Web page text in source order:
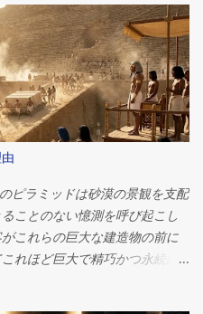
ピラミッドは砂漠の景観を支配
ことのない憶測を呼び起こし
これらの巨大な建造物の前に
れほど巨大で精巧かつ永続的